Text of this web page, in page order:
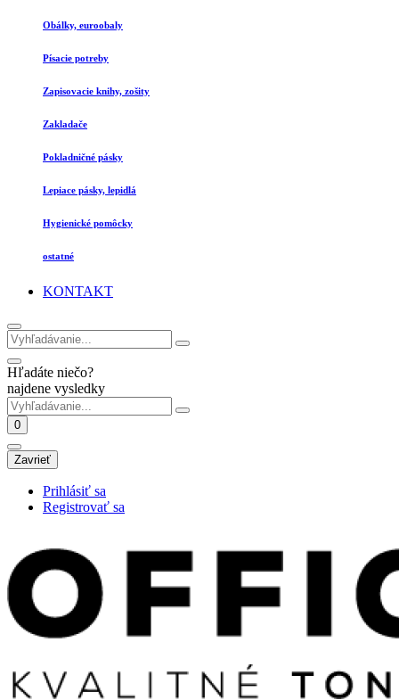
Obálky, euroobaly
Písacie potreby
Zapisovacie knihy, zošity
Zakladače
Pokladničné pásky
Lepiace pásky, lepidlá
Hygienické pomôcky
ostatné
KONTAKT
Hľadáte niečo?
najdene vysledky
0
Zavrieť
Prihlásiť sa
Registrovať sa